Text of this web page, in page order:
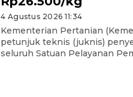
4 Agustus 2026 11:34
Kementerian Pertanian
petunjuk teknis (juknis)
seluruh Satuan Pelayanan